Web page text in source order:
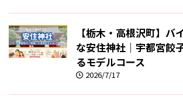
【栃木・高根沢町】バ
な安住神社｜宇都宮餃
るモデルコース
2026/7/17